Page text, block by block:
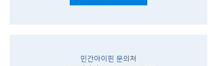
민간아이핀 문의처